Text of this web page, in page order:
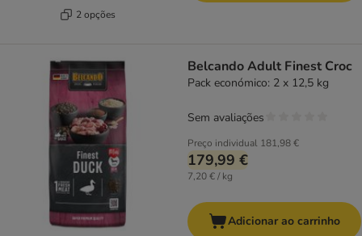
2 opções
Belcando Adult Finest Croc
Pack económico: 2 x 12,5 kg
Preço individual 181,98 €
179,99 €
7,20 € / kg
Sem avaliações
Adicionar ao carrinho